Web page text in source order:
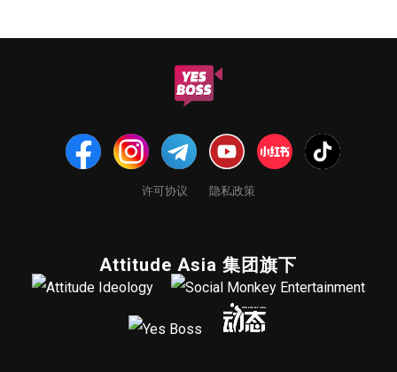
许可协议 隐私政策
Attitude Asia 集团旗下